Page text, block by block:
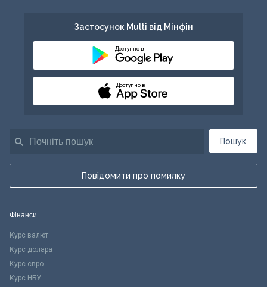
Пошук
Повідомити про помилку
Застосунок Multi від Мінфін
Доступно в
Доступно в
Фінанси
Курс валют
Курс долара
Курс євро
Курс НБУ